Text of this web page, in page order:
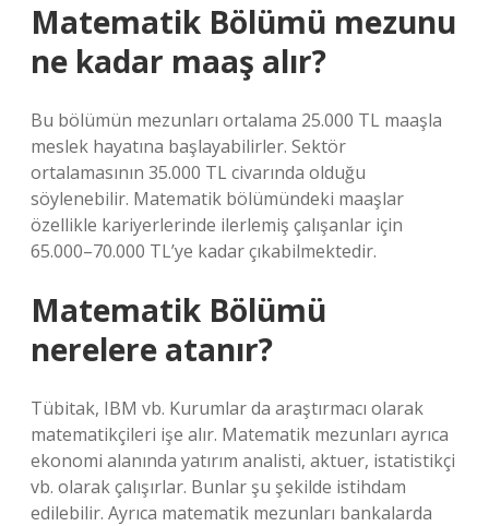
Matematik Bölümü mezunu
ne kadar maaş alır?
Bu bölümün mezunları ortalama 25.000 TL maaşla
meslek hayatına başlayabilirler. Sektör
ortalamasının 35.000 TL civarında olduğu
söylenebilir. Matematik bölümündeki maaşlar
özellikle kariyerlerinde ilerlemiş çalışanlar için
65.000–70.000 TL’ye kadar çıkabilmektedir.
Matematik Bölümü
nerelere atanır?
Tübitak, IBM vb. Kurumlar da araştırmacı olarak
matematikçileri işe alır. Matematik mezunları ayrıca
ekonomi alanında yatırım analisti, aktuer, istatistikçi
vb. olarak çalışırlar. Bunlar şu şekilde istihdam
edilebilir. Ayrıca matematik mezunları bankalarda